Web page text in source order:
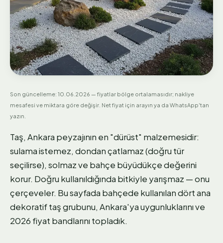
Son güncelleme: 10.06.2026 — fiyatlar bölge ortalamasıdır; nakliye
mesafesi ve miktara göre değişir. Net fiyat için arayın ya da WhatsApp'tan
yazın.
Taş, Ankara peyzajının en "dürüst" malzemesidir:
sulama istemez, dondan çatlamaz (doğru tür
seçilirse), solmaz ve bahçe büyüdükçe değerini
korur. Doğru kullanıldığında bitkiyle yarışmaz — onu
çerçeveler. Bu sayfada bahçede kullanılan dört ana
dekoratif taş grubunu, Ankara'ya uygunluklarını ve
2026 fiyat bandlarını topladık.